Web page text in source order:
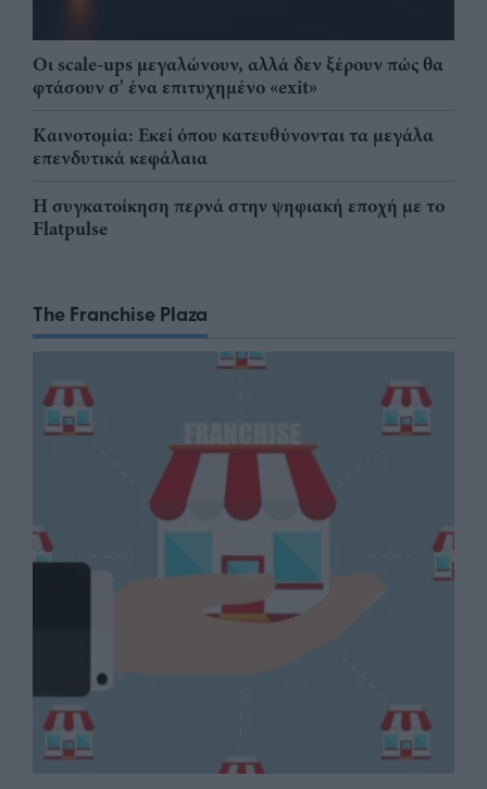
Οι scale-ups μεγαλώνουν, αλλά δεν ξέρουν πώς θα
φτάσουν σ' ένα επιτυχημένο «exit»
Καινοτομία: Εκεί όπου κατευθύνονται τα μεγάλα
επενδυτικά κεφάλαια
Η συγκατοίκηση περνά στην ψηφιακή εποχή με το
Flatpulse
The Franchise Plaza